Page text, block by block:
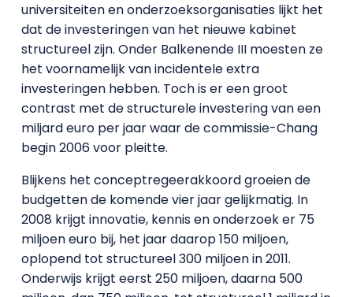
universiteiten en onderzoeksorganisaties lijkt het
dat de investeringen van het nieuwe kabinet
structureel zijn. Onder Balkenende III moesten ze
het voornamelijk van incidentele extra
investeringen hebben. Toch is er een groot
contrast met de structurele investering van een
miljard euro per jaar waar de commissie-Chang
begin 2006 voor pleitte.
Blijkens het conceptregeerakkoord groeien de
budgetten de komende vier jaar gelijkmatig. In
2008 krijgt innovatie, kennis en onderzoek er 75
miljoen euro bij, het jaar daarop 150 miljoen,
oplopend tot structureel 300 miljoen in 2011.
Onderwijs krijgt eerst 250 miljoen, daarna 500